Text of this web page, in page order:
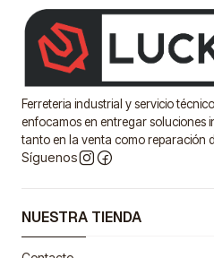
Ferreteria industrial y servicio
enfocamos en entregar soluciones
tanto en la venta como reparación
Síguenos
NUESTRA TIENDA